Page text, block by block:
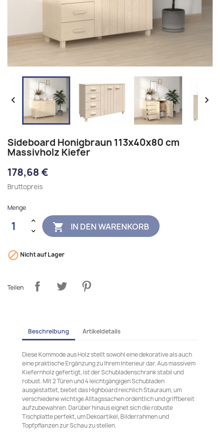
 
Sideboard Honigbraun 113x40x80 cm
Massivholz Kiefer
178,68 €
Bruttopreis
Menge
 IN DEN WARENKORB
 Nicht auf Lager
Teilen
Beschreibung Artikeldetails
Diese Kommode aus Holz stellt sowohl eine dekorative als auch
eine praktische Ergänzung zu Ihrem Interieur dar. Aus massivem
Kiefernholz gefertigt, ist der Schubladenschrank stabil und
robust. Mit 2 Türen und 4 leichtgängigen Schubladen
ausgestattet, bietet das Highboard reichlich Stauraum, um
verschiedene wichtige Alltagssachen ordentlich und griffbereit
aufzubewahren. Darüber hinaus eignet sich die robuste
Tischplatte perfekt, um Dekoartikel, Bilderrahmen und
Topfpflanzen zur Schau zu stellen.